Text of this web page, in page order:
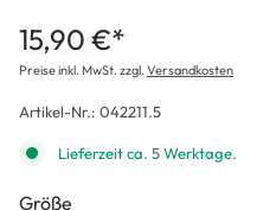
15,90 €*
Preise inkl. MwSt. zzgl.Versandkosten
Artikel-Nr.: 042211.5
Lieferzeit ca. 5 Werktage.
Größe